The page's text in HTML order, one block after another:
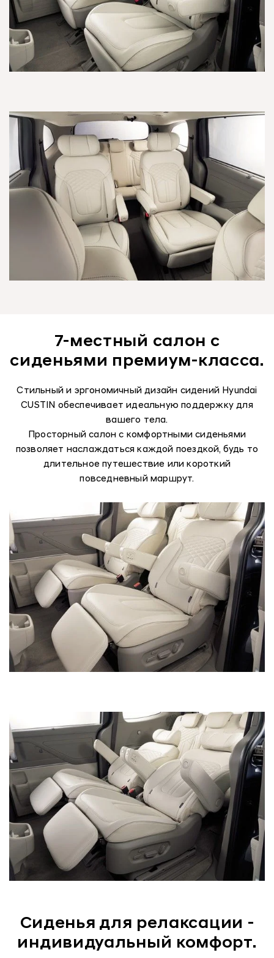
7-местный салон с
сиденьями премиум-класса.
Стильный и эргономичный дизайн сидений Hyundai
CUSTIN обеспечивает идеальную поддержку для
вашего тела.
Просторный салон с комфортными сиденьями
позволяет наслаждаться каждой поездкой, будь то
длительное путешествие или короткий
повседневный маршрут.
Сиденья для релаксации -
индивидуальный комфорт.